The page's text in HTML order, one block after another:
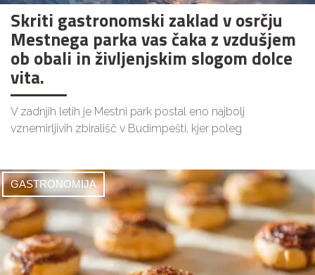
Skriti gastronomski zaklad v osrčju
Mestnega parka vas čaka z vzdušjem
ob obali in življenjskim slogom dolce
vita.
V zadnjih letih je Mestni park postal eno najbolj
vznemirljivih zbirališč v Budimpešti, kjer poleg
GASTRONOMIJA